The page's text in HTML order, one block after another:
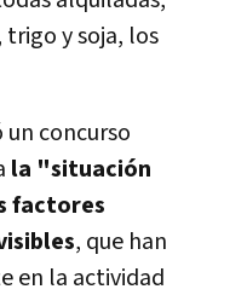
y soja, los
un concurso
la "situación
factores
, que han
en la actividad